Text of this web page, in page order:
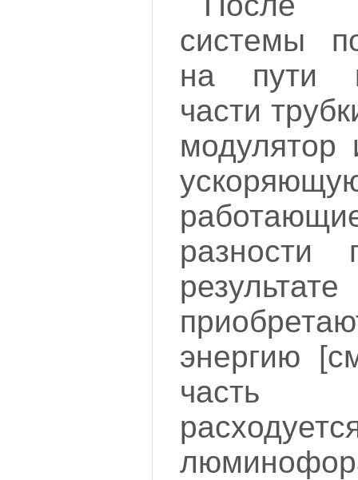
системы
на пути
части
модулятор
разности
энергию
часть